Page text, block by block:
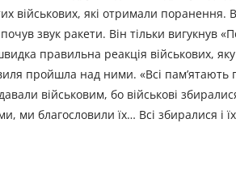
військових, які отримали поранення.
звук ракети. Він тільки вигукнув
правильна реакція військових,
пройшла над ними. «Всі
військовим, бо військові збиралися
ми благословили їх… Всі збиралися і